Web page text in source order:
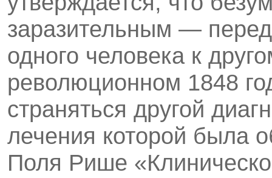
заразительным —
одного че­ловека к
революционном 1848
страняться другой
лечения которой была
Поля Рише